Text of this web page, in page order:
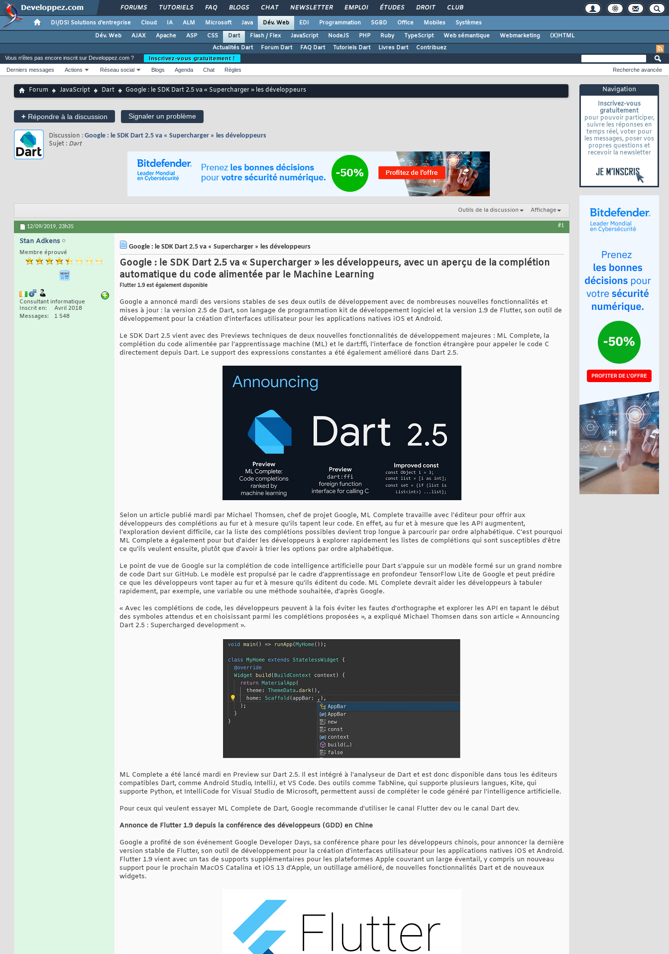
FORUMS TUTORIELS FAQ BLOGS CHAT NEWSLETTER EMPLOI ÉTUDES DROIT CLUB
DI/DSI Solutions d'entreprise Cloud IA ALM Microsoft Java Dév. Web EDI Programmation SGBD Office Mobiles
Systèmes
Dév. Web
AJAX Apache ASP CSS Dart Flash / Flex JavaScript NodeJS PHP Ruby TypeScript Web sémantique Webmarketing
(X)HTML
Actualités Dart
Forum Dart FAQ Dart Tutoriels Dart Livres Dart Contribuez
Navigation
Inscrivez-vous
gratuitement
pour pouvoir participer,
suivre les réponses en
temps réel, voter pour
les messages, poser vos
propres questions et
recevoir la newsletter
Vous n'êtes pas encore inscrit sur Developpez.com ?
Inscrivez-vous gratuitement !
Derniers messages
Actions Réseau social Blogs Agenda Chat Règles Recherche avancée
Forum JavaScript Dart Google : le SDK Dart 2.5 va « Supercharger » les développeurs
+ Répondre à la discussion Signaler un problème
Discussion : Google : le SDK Dart 2.5 va « Supercharger » les développeurs
Sujet : Dart
Outils de la discussion Affichage
12/09/2019, 23h35 #1
Stan Adkens
Membre éprouvé
Consultant informatique
Inscrit en
Avril 2018
Messages
1 548
Google : le SDK Dart 2.5 va « Supercharger » les développeurs
Google : le SDK Dart 2.5 va « Supercharger » les développeurs, avec un aperçu de la complétion
automatique du code alimentée par le Machine Learning
Flutter 1.9 est également disponible
Google a annoncé mardi des versions stables de ses deux outils de développement avec de nombreuses nouvelles fonctionnalités et
mises à jour : la version 2.5 de Dart, son langage de programmation kit de développement logiciel et la version 1.9 de Flutter, son outil de
développement pour la création d'interfaces utilisateur pour les applications natives iOS et Android.
Le SDK Dart 2.5 vient avec des Previews techniques de deux nouvelles fonctionnalités de développement majeures : ML Complete, la
complétion du code alimentée par l'apprentissage machine (ML) et le dart:ffi, l'interface de fonction étrangère pour appeler le code C
directement depuis Dart. Le support des expressions constantes a été également amélioré dans Dart 2.5.
Selon un article publié mardi par Michael Thomsen, chef de projet Google, ML Complete travaille avec l'éditeur pour offrir aux
développeurs des complétions au fur et à mesure qu'ils tapent leur code. En effet, au fur et à mesure que les API augmentent,
l'exploration devient difficile, car la liste des complétions possibles devient trop longue à parcourir par ordre alphabétique. C’est pourquoi
ML Complete a également pour but d'aider les développeurs à explorer rapidement les listes de complétions qui sont susceptibles d'être
ce qu'ils veulent ensuite, plutôt que d'avoir à trier les options par ordre alphabétique.
Le point de vue de Google sur la complétion de code intelligence artificielle pour Dart s'appuie sur un modèle formé sur un grand nombre
de code Dart sur GitHub. Le modèle est propulsé par le cadre d'apprentissage en profondeur TensorFlow Lite de Google et peut prédire
ce que les développeurs vont taper au fur et à mesure qu'ils éditent du code. ML Complete devrait aider les développeurs à tabuler
rapidement, par exemple, une variable ou une méthode souhaitée, d’après Google.
« Avec les complétions de code, les développeurs peuvent à la fois éviter les fautes d'orthographe et explorer les API en tapant le début
des symboles attendus et en choisissant parmi les complétions proposées », a expliqué Michael Thomsen dans son article « Announcing
Dart 2.5 : Supercharged development ».
ML Complete a été lancé mardi en Preview sur Dart 2.5. Il est intégré à l'analyseur de Dart et est donc disponible dans tous les éditeurs
compatibles Dart, comme Android Studio, IntelliJ, et VS Code. Des outils comme TabNine, qui supporte plusieurs langues, Kite, qui
supporte Python, et IntelliCode for Visual Studio de Microsoft, permettent aussi de compléter le code généré par l'intelligence artificielle.
Pour ceux qui veulent essayer ML Complete de Dart, Google recommande d'utiliser le canal Flutter dev ou le canal Dart dev.
Annonce de Flutter 1.9 depuis la conférence des développeurs (GDD) en Chine
Google a profité de son événement Google Developer Days, sa conférence phare pour les développeurs chinois, pour annoncer la dernière
version stable de Flutter, son outil de développement pour la création d'interfaces utilisateur pour les applications natives iOS et Android.
Flutter 1.9 vient avec un tas de supports supplémentaires pour les plateformes Apple couvrant un large éventail, y compris un nouveau
support pour le prochain MacOS Catalina et iOS 13 d'Apple, un outillage amélioré, de nouvelles fonctionnalités Dart et de nouveaux
widgets.